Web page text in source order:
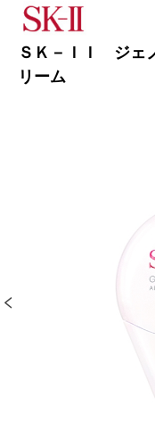
ＳＫ－ＩＩ ジェ
リーム